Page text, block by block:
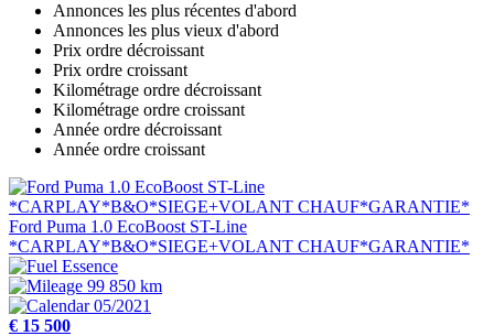
Annonces les plus récentes d'abord
Annonces les plus vieux d'abord
Prix ordre décroissant
Prix ordre croissant
Kilométrage ordre décroissant
Kilométrage ordre croissant
Année ordre décroissant
Année ordre croissant
Ford Puma 1.0 EcoBoost ST-Line
*CARPLAY*B&O*SIEGE+VOLANT CHAUF*GARANTIE*
Essence
99 850 km
05/2021
€ 15 500